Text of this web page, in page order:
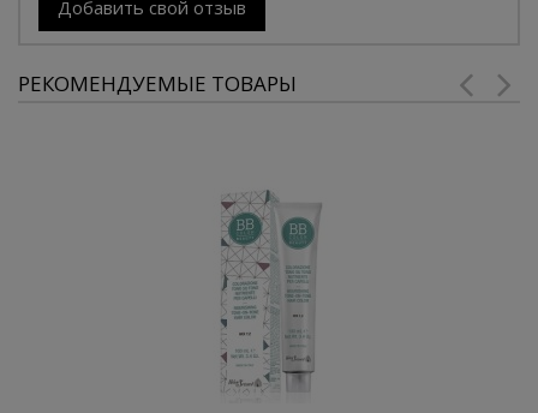
Добавить свой отзыв
РЕКОМЕНДУЕМЫЕ ТОВАРЫ